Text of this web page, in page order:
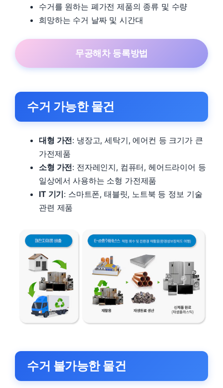
수거를 원하는 폐가전 제품의 종류 및 수량
희망하는 수거 날짜 및 시간대
무공해차 등록방법
수거 가능한 물건
대형 가전: 냉장고, 세탁기, 에어컨 등 크기가 큰
가전제품
소형 가전: 전자레인지, 컴퓨터, 헤어드라이어 등
일상에서 사용하는 소형 가전제품
IT 기기: 스마트폰, 태블릿, 노트북 등 정보 기술
관련 제품
수거 불가능한 물건